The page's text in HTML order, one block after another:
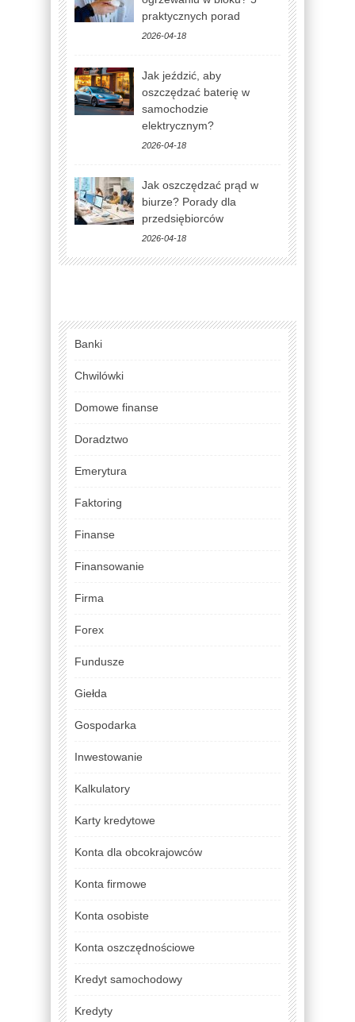
praktycznych porad
2026-04-18
Jak jeździć, aby
oszczędzać baterię w
samochodzie
elektrycznym?
2026-04-18
Jak oszczędzać prąd w
biurze? Porady dla
przedsiębiorców
2026-04-18
Banki
Chwilówki
Domowe finanse
Doradztwo
Emerytura
Faktoring
Finanse
Finansowanie
Firma
Forex
Fundusze
Giełda
Gospodarka
Inwestowanie
Kalkulatory
Karty kredytowe
Konta dla obcokrajowców
Konta firmowe
Konta osobiste
Konta oszczędnościowe
Kredyt samochodowy
Kredyty